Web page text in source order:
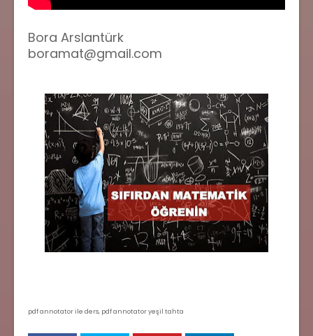
Bora Arslantürk
boramat@gmail.com
pdf annotator ile ders, pdf annotator yeşil tahta